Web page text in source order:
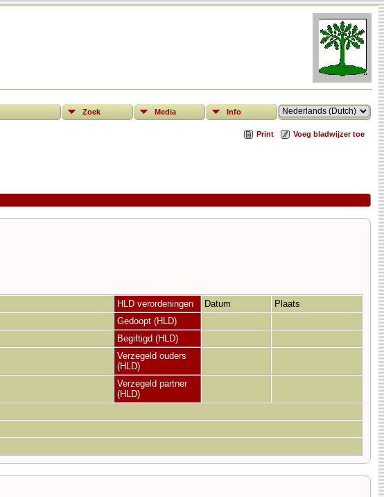
Zoek Media Info
Print Voeg bladwijzer toe
HLD verordeningen Datum
Plaats
Gedoopt (HLD)
Begiftigd (HLD)
Verzegeld ouders
(HLD)
Verzegeld partner
(HLD)